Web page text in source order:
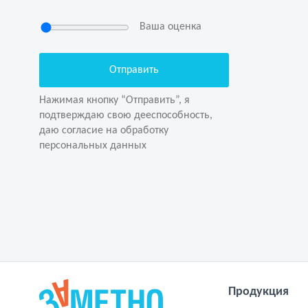
Ваша оценка
Нажимая кнопку “Отправить”, я
подтверждаю свою дееспособность,
даю согласие на обработку
персональных данных
Нажимая кнопку “Отправить”, я
даю согласие на обработку
персональных данных
Продукция